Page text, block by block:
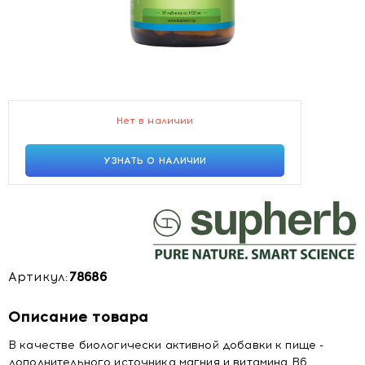
Нет в наличии
УЗНАТЬ О НАЛИЧИИ
Артикул:78686
Описание товара
В качестве биологически активной добавки к пище -
дополнительного источника магния и витаминa В6.